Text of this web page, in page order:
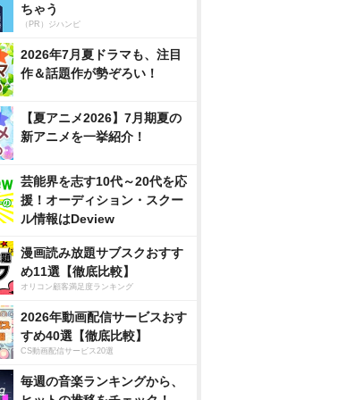
ちゃう
（PR）ジハンピ
2026年7月夏ドラマも、注目
作＆話題作が勢ぞろい！
【夏アニメ2026】7月期夏の
新アニメを一挙紹介！
芸能界を志す10代～20代を応
援！オーディション・スクー
ル情報はDeview
漫画読み放題サブスクおすす
め11選【徹底比較】
オリコン顧客満足度ランキング
2026年動画配信サービスおす
すめ40選【徹底比較】
CS動画配信サービス20選
毎週の音楽ランキングから、